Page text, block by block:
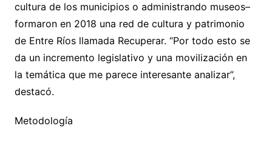
cultura de los municipios o administrando museos–
formaron en 2018 una red de cultura y patrimonio
de Entre Ríos llamada Recuperar. “Por todo esto se
da un incremento legislativo y una movilización en
la temática que me parece interesante analizar”,
destacó.
Metodología